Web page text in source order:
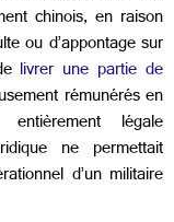
chinois, en raison
ou d’appontage sur
livrer une partie de
rémunérés en
légale
ne permettait
d’un militaire